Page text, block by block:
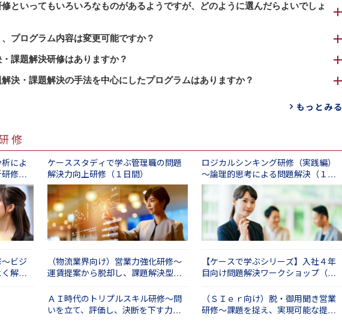
１日研修だけでコンパクトに現在の問題の洗い出し、原因追及、課題設
いて、自分の業務に即して具体的にアウトプットできるプログラムであ
題解決のアプローチとしては大きく分けて２つあります。
り組むのが困難な問題）に立ち向かい解決することによって大きな成功
決・課題解決研修では、後者②のアプローチを重視します。問題解決の流
定→解決策策定→解決策実施）の中で求められる視点や考え方、手法を
でも問題解決に向けた正しいアプローチができるようになるからです。
特に重要なのプロセスが「問題発見」です。問題発見ができれば７、８
す。そこで研修では、「６つの視点（お客さま・業務・人・費用・組
的に問題を洗い出す演習を行い、その後に重要度と緊急度のマトリックス
けます。
取り組むべき問題が自ずと見えてきます。
といってもいろいろなものがあるようですが、どのように選んだらよいでしょ
、おすすめの研修をご提案いたします。
解決・課題解決の基礎研修をおすすめする場合もありますし、テーマを
であれば、重点テーマを中心にしたプログラムをおすすめいたします。
ですが次のようなテーマをご用意しています。
繋がるアイデア力を養いたい場合
研修～「あちらを立てればこちらが立たず」を克服する
力を強化したい場合
仕事の精度とスピードを高める思考法を身につける
決に必要な課題設定までのプロセスに特化したい場合
体的な問題解決のための手法とマインド
プログラム内容は変更可能ですか？
あわせてカスタマイズいたします。
マを定めたり、プログラムの組合せなどを行います。
明確であれば、受講なさる方々に「事前課題」に取り組んでいただき、
課題解決研修はありますか？
管理職の問題解決力向上研修（１日間）
解決力向上研修～経営的視点と仮説思考で問題解決力を高める（１日
決・課題解決の手法を中心にしたプログラムはありますか？
下の研修が問題解決・課題解決の標準プログラムとなっており、オーソド
のがおすすめです。
ネス上の問題を解決する
もっとみる
修
によ
修
ケーススタディで学ぶ管理職の問題
解決力向上研修（１日間）
ロジカルシンキング研修（実践編）
～論理的思考による問題解決（１日
間）
ビジ
解決
（物流業界向け）営業力強化研修～
運賃提案から脱却し、課題解決型へ
【ケースで学ぶシリーズ】入社４年
目向け問題解決ワークショップ（１
ＡＩ時代のトリプルスキル研修～問
いを立て、評価し、決断を下す力を
（ＳＩｅｒ向け）脱・御用聞き営業
研修～課題を捉え、実現可能な提案